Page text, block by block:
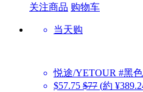
关注商品 购物车
当天购
悦途/YETOUR #黑
$57.75 $77 (約